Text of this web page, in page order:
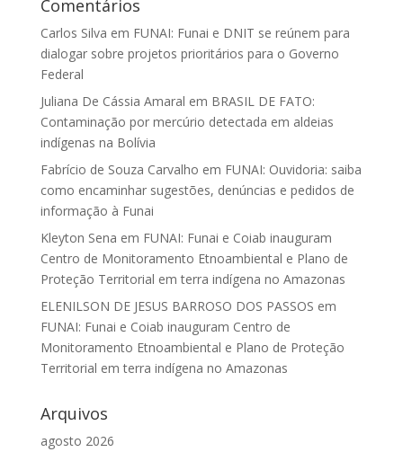
Comentários
Carlos Silva em FUNAI: Funai e DNIT se reúnem para
dialogar sobre projetos prioritários para o Governo
Federal
Juliana De Cássia Amaral em BRASIL DE FATO:
Contaminação por mercúrio detectada em aldeias
indígenas na Bolívia
Fabrício de Souza Carvalho em FUNAI: Ouvidoria: saiba
como encaminhar sugestões, denúncias e pedidos de
informação à Funai
Kleyton Sena em FUNAI: Funai e Coiab inauguram
Centro de Monitoramento Etnoambiental e Plano de
Proteção Territorial em terra indígena no Amazonas
ELENILSON DE JESUS BARROSO DOS PASSOS em
FUNAI: Funai e Coiab inauguram Centro de
Monitoramento Etnoambiental e Plano de Proteção
Territorial em terra indígena no Amazonas
Arquivos
agosto 2026